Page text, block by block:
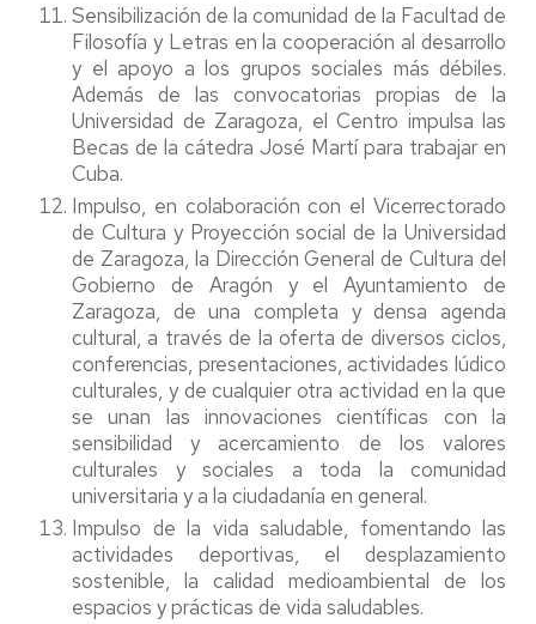
Sensibilización de la comunidad de la Facultad de
Filosofía y Letras en la cooperación al desarrollo
y el apoyo a los grupos sociales más débiles.
Además de las convocatorias propias de la
Universidad de Zaragoza, el Centro impulsa las
Becas de la cátedra José Martí para trabajar en
Cuba.
Impulso, en colaboración con el Vicerrectorado
de Cultura y Proyección social de la Universidad
de Zaragoza, la Dirección General de Cultura del
Gobierno de Aragón y el Ayuntamiento de
Zaragoza, de una completa y densa agenda
cultural, a través de la oferta de diversos ciclos,
conferencias, presentaciones, actividades lúdico
culturales, y de cualquier otra actividad en la que
se unan las innovaciones científicas con la
sensibilidad y acercamiento de los valores
culturales y sociales a toda la comunidad
universitaria y a la ciudadanía en general.
Impulso de la vida saludable, fomentando las
actividades deportivas, el desplazamiento
sostenible, la calidad medioambiental de los
espacios y prácticas de vida saludables.